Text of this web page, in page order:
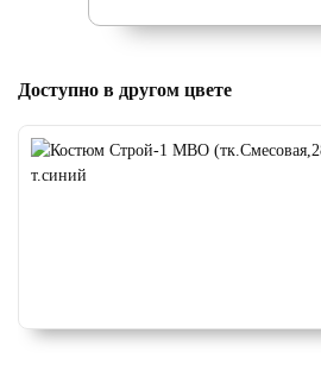
Доступно в другом цвете